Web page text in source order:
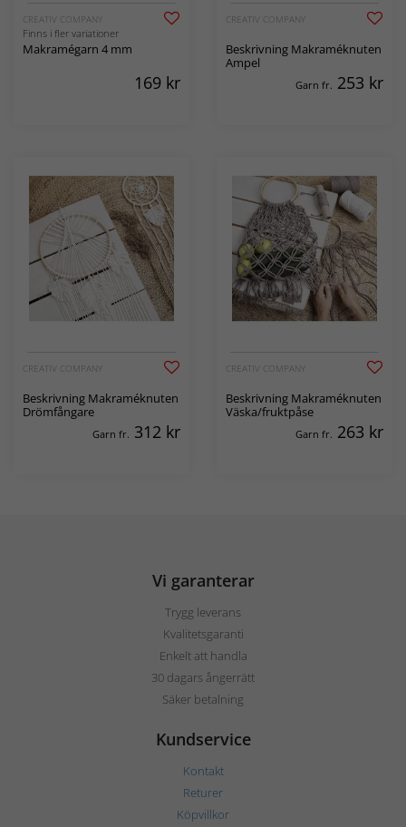
CREATIV COMPANY
Finns i fler variationer
Makramégarn 4 mm
169 kr
CREATIV COMPANY
Beskrivning Makraméknuten
Ampel
Garn fr. 253 kr
CREATIV COMPANY
Beskrivning Makraméknuten
Drömfångare
Garn fr. 312 kr
CREATIV COMPANY
Beskrivning Makraméknuten
Väska/fruktpåse
Garn fr. 263 kr
Vi garanterar
Trygg leverans
Kvalitetsgaranti
Enkelt att handla
30 dagars ångerrätt
Säker betalning
Kundservice
Kontakt
Returer
Köpvillkor